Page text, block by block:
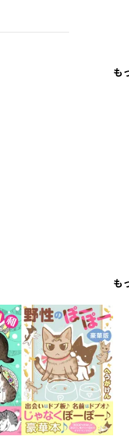
も
も